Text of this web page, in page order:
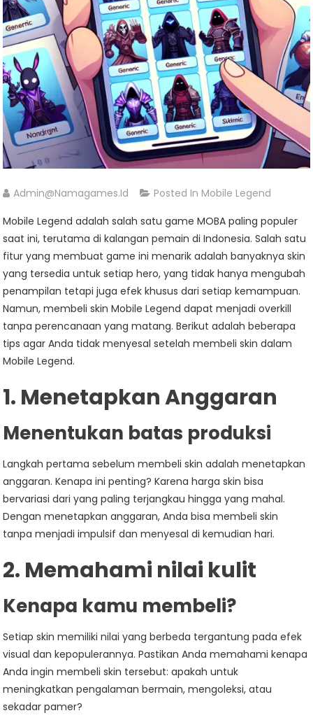
Admin@namagames.id Posted In Mobile Legend
Mobile Legend adalah salah satu game MOBA paling populer
saat ini, terutama di kalangan pemain di Indonesia. Salah satu
fitur yang membuat game ini menarik adalah banyaknya skin
yang tersedia untuk setiap hero, yang tidak hanya mengubah
penampilan tetapi juga efek khusus dari setiap kemampuan.
Namun, membeli skin Mobile Legend dapat menjadi overkill
tanpa perencanaan yang matang. Berikut adalah beberapa
tips agar Anda tidak menyesal setelah membeli skin dalam
Mobile Legend.
1. Menetapkan Anggaran
Menentukan batas produksi
Langkah pertama sebelum membeli skin adalah menetapkan
anggaran. Kenapa ini penting? Karena harga skin bisa
bervariasi dari yang paling terjangkau hingga yang mahal.
Dengan menetapkan anggaran, Anda bisa membeli skin
tanpa menjadi impulsif dan menyesal di kemudian hari.
2. Memahami nilai kulit
Kenapa kamu membeli?
Setiap skin memiliki nilai yang berbeda tergantung pada efek
visual dan kepopulerannya. Pastikan Anda memahami kenapa
Anda ingin membeli skin tersebut: apakah untuk
meningkatkan pengalaman bermain, mengoleksi, atau
sekadar pamer?